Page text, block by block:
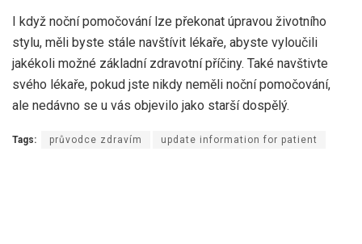
I když noční pomočování lze překonat úpravou životního
stylu, měli byste stále navštívit lékaře, abyste vyloučili
jakékoli možné základní zdravotní příčiny. Také navštivte
svého lékaře, pokud jste nikdy neměli noční pomočování,
ale nedávno se u vás objevilo jako starší dospělý.
Tags: průvodce zdravím update information for patient